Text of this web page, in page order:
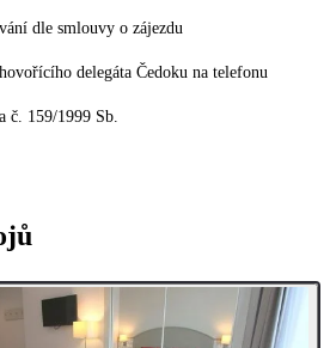
dle smlouvy o zájezdu
delegáta Čedoku na telefonu
č. 159/1999 Sb.